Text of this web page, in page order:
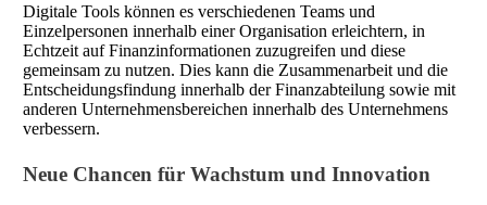
Digitale Tools können es verschiedenen Teams und
Einzelpersonen innerhalb einer Organisation erleichtern, in
Echtzeit auf Finanzinformationen zuzugreifen und diese
gemeinsam zu nutzen. Dies kann die Zusammenarbeit und die
Entscheidungsfindung innerhalb der Finanzabteilung sowie mit
anderen Unternehmensbereichen innerhalb des Unternehmens
verbessern.
Neue Chancen für Wachstum und Innovation